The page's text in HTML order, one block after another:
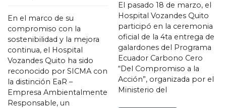
En el marco de su
compromiso con la
sostenibilidad y la mejora
continua, el Hospital
Vozandes Quito ha sido
reconocido por SICMA con
la distinción EaR –
Empresa Ambientalmente
Responsable, un
El pasado 18 de marzo, el
Hospital Vozandes Quito
participó en la ceremonia
oficial de la 4ta entrega de
galardones del Programa
Ecuador Carbono Cero
“Del Compromiso a la
Acción”, organizada por el
Ministerio del